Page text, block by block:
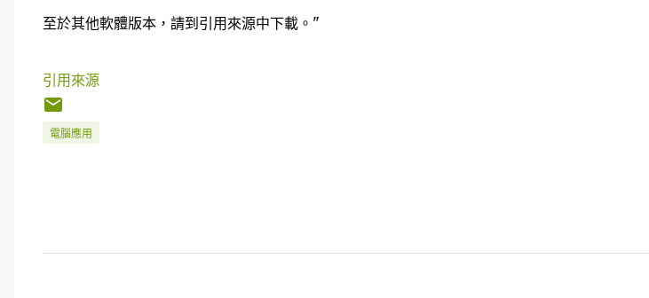
至於其他軟體版本，請到引用來源中下載。"
引用來源
電腦應用